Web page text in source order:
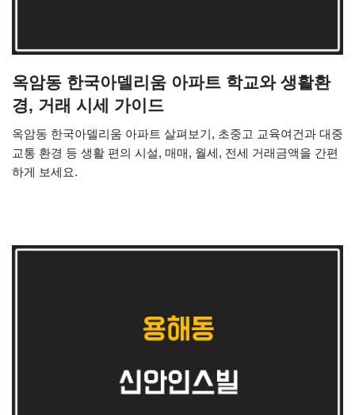
옥암동 한국아델리움 아파트 학교와 생활환
경, 거래 시세 가이드
옥암동 한국아델리움 아파트 살펴보기, 초중고 교육여건과 대중
교통 환경 등 생활 편의 시설, 매매, 월세, 전세 거래금액을 간편
하게 보세요.